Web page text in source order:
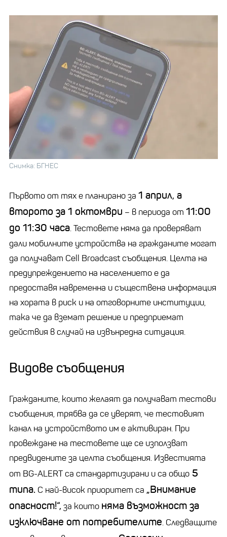
Снимка: БГНЕС
Първото от тях е планирано за 1 април, а
второто за 1 октомври – в периода от 11:00
до 11:30 часа. Тестовете няма да проверяват
дали мобилните устройства на гражданите могат
да получават Cell Broadcast съобщения. Целта на
предупреждението на населението е да
предоставя навременна и съществена информация
на хората в риск и на отговорните институции,
така че да вземат решение и предприемат
действия в случай на извънредна ситуация.
Видове съобщения
Гражданите, които желаят да получават тестови
съобщения, трябва да се уверят, че тестовият
канал на устройството им е активиран. При
провеждане на тестовете ще се използват
предвидените за целта съобщения. Известията
от BG-ALERT са стандартизирани и са общо 5
типа. С най-висок приоритет са „Внимание
опасност!“, за които няма възможност за
изключване от потребителите. Следващите